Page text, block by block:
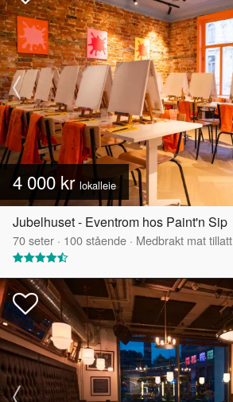
4 000 kr lokalleie
Jubelhuset - Eventrom hos Paint'n Sip
70seter · 100stående · Medbrakt mat tillatt